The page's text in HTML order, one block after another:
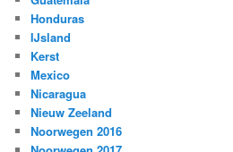
Honduras
IJsland
Kerst
Mexico
Nicaragua
Nieuw Zeeland
Noorwegen 2016